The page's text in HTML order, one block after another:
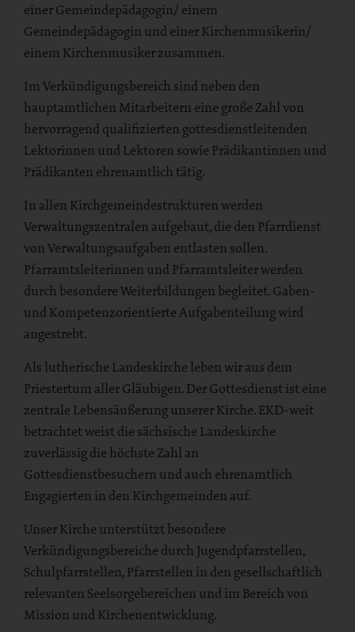
einer Gemeindepädagogin/ einem
Gemeindepädagogin und einer Kirchenmusikerin/
einem Kirchenmusiker zusammen.
Im Verkündigungsbereich sind neben den
hauptamtlichen Mitarbeitern eine große Zahl von
hervorragend qualifizierten gottesdienstleitenden
Lektorinnen und Lektoren sowie Prädikantinnen und
Prädikanten ehrenamtlich tätig.
In allen Kirchgemeindestrukturen werden
Verwaltungszentralen aufgebaut, die den Pfarrdienst
von Verwaltungsaufgaben entlasten sollen.
Pfarramtsleiterinnen und Pfarramtsleiter werden
durch besondere Weiterbildungen begleitet. Gaben-
und Kompetenzorientierte Aufgabenteilung wird
angestrebt.
Als lutherische Landeskirche leben wir aus dem
Priestertum aller Gläubigen. Der Gottesdienst ist eine
zentrale Lebensäußerung unserer Kirche. EKD-weit
betrachtet weist die sächsische Landeskirche
zuverlässig die höchste Zahl an
Gottesdienstbesuchern und auch ehrenamtlich
Engagierten in den Kirchgemeinden auf.
Unser Kirche unterstützt besondere
Verkündigungsbereiche durch Jugendpfarrstellen,
Schulpfarrstellen, Pfarrstellen in den gesellschaftlich
relevanten Seelsorgebereichen und im Bereich von
Mission und Kirchenentwicklung.